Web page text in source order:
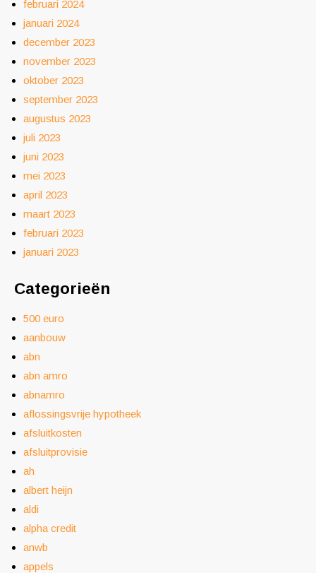
februari 2024
januari 2024
december 2023
november 2023
oktober 2023
september 2023
augustus 2023
juli 2023
juni 2023
mei 2023
april 2023
maart 2023
februari 2023
januari 2023
Categorieën
500 euro
aanbouw
abn
abn amro
abnamro
aflossingsvrije hypotheek
afsluitkosten
afsluitprovisie
ah
albert heijn
aldi
alpha credit
anwb
appels